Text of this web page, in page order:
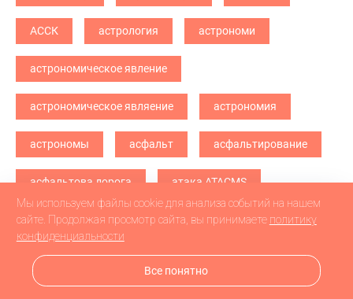
АССК астрология астрономи
астрономическое явление
астрономическое являение астрономия
астрономы асфальт асфальтирование
асфальтова дорога атака ATACMS
атака БПЛА атака дронв атака дронов
атака дронов БПЛА атака дронов\
Мы используем файлы cookie для анализа событий на нашем
сайте. Продолжая просмотр сайта, вы принимаете политику
конфиденциальности
Все понятно